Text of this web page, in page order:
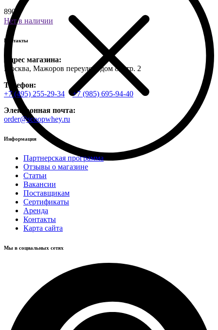
890 ₽
Нет в наличии
Контакты
Адрес магазина:
Москва, Мажоров переулок, дом 8, стр. 2
Телефон:
+7 (495) 255-29-34
+7 (985) 695-94-40
Электронная почта:
order@scoopwhey.ru
Информация
Партнерская программа
Отзывы о магазине
Статьи
Вакансии
Поставщикам
Сертификаты
Аренда
Контакты
Карта сайта
Мы в социальных сетях